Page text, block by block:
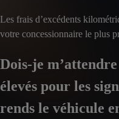
Les frais d’excédents
votre concessionnaire le plus
Dois-je
élevés pour les
rends le véhicule